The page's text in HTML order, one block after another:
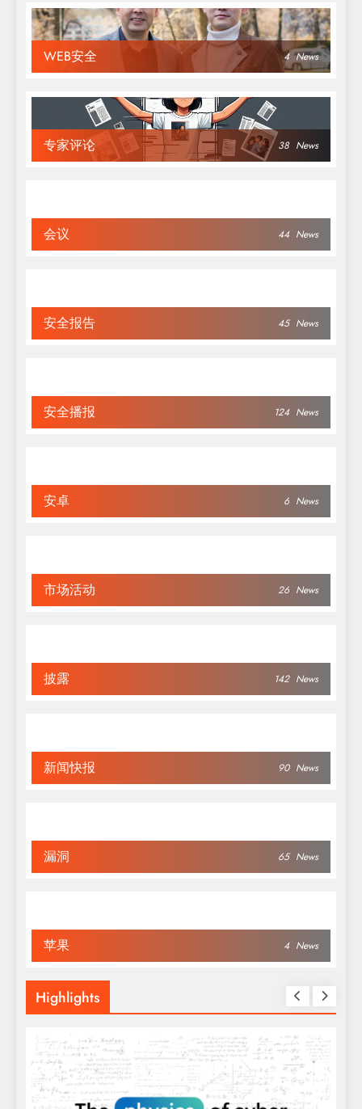
WEB安全 4 News
专家评论 38 News
会议 44 News
安全报告 45 News
安全播报 124 News
安卓 6 News
市场活动 26 News
披露 142 News
新闻快报 90 News
漏洞 65 News
苹果 4 News
Highlights